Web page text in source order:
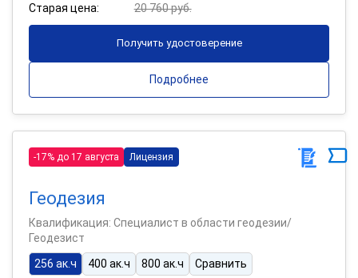
Старая цена:
20 760 руб.
Получить удостоверение
Подробнее
-17% до 17 августа Лицензия
Геодезия
Квалификация: Специалист в области геодезии/
Геодезист
256 ак.ч
400 ак.ч 800 ак.ч Сравнить